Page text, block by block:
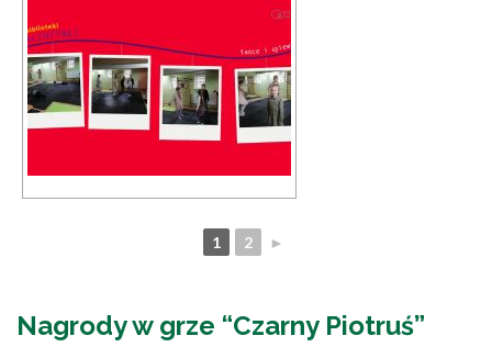
1 2 ►
Nagrody w grze “Czarny Piotruś”